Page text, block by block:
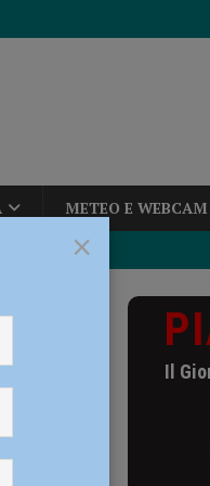
METEO E WEBCAM
di Teatro
Il
×